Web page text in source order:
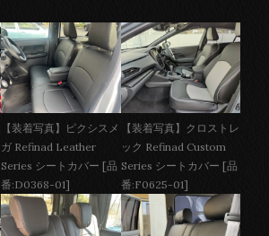
【装着写真】ピクシスメ
ガ Refinad Leather
Series シートカバー [品
番:D0368-01]
【装着写真】クロストレ
ック Refinad Custom
Series シートカバー [品
番:F0625-01]